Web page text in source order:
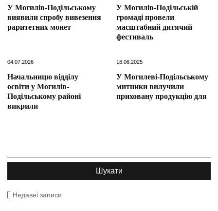
У Могилів-Подільському
виявили спробу вивезення
раритетних монет
У Могилів-Подільській
громаді провели
масштабний дитячий
фестиваль
04.07.2026
Начальницю відділу
освіти у Могилів-
Подільському районі
викрили
18.06.2025
У Могилеві-Подільському
митники вилучили
приховану продукцію для
Недавні записи